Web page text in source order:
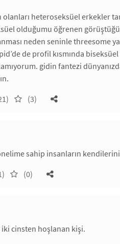
olanları heteroseksüel erkekler
olduğumu öğrenen
neden seninle threesome
de profil kısmında
gidin fantezi
(3)
sahip insanların
(0)
cinsten hoşlanan kişi.